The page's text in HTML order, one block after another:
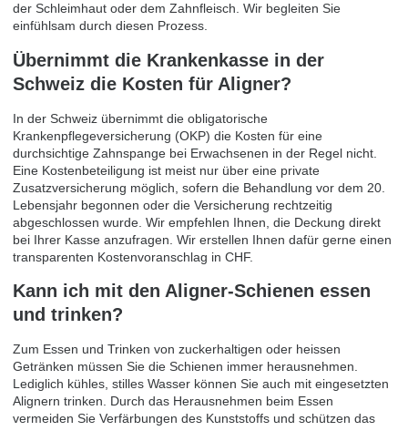
der Schleimhaut oder dem Zahnfleisch. Wir begleiten Sie
einfühlsam durch diesen Prozess.
Übernimmt die Krankenkasse in der
Schweiz die Kosten für Aligner?
In der Schweiz übernimmt die obligatorische
Krankenpflegeversicherung (OKP) die Kosten für eine
durchsichtige Zahnspange bei Erwachsenen in der Regel nicht.
Eine Kostenbeteiligung ist meist nur über eine private
Zusatzversicherung möglich, sofern die Behandlung vor dem 20.
Lebensjahr begonnen oder die Versicherung rechtzeitig
abgeschlossen wurde. Wir empfehlen Ihnen, die Deckung direkt
bei Ihrer Kasse anzufragen. Wir erstellen Ihnen dafür gerne einen
transparenten Kostenvoranschlag in CHF.
Kann ich mit den Aligner-Schienen essen
und trinken?
Zum Essen und Trinken von zuckerhaltigen oder heissen
Getränken müssen Sie die Schienen immer herausnehmen.
Lediglich kühles, stilles Wasser können Sie auch mit eingesetzten
Alignern trinken. Durch das Herausnehmen beim Essen
vermeiden Sie Verfärbungen des Kunststoffs und schützen das